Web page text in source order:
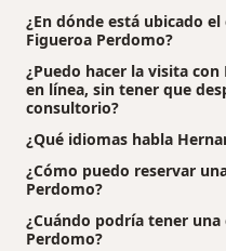
¿En dónde está ubicado
Figueroa Perdomo?
¿Puedo hacer la visita
en línea, sin tener que
consultorio?
¿Qué idiomas habla
¿Cómo puedo reservar
Perdomo?
¿Cuándo podría tener
Perdomo?